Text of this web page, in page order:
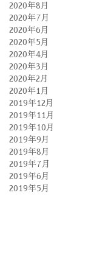
2020年8月
2020年7月
2020年6月
2020年5月
2020年4月
2020年3月
2020年2月
2020年1月
2019年12月
2019年11月
2019年10月
2019年9月
2019年8月
2019年7月
2019年6月
2019年5月